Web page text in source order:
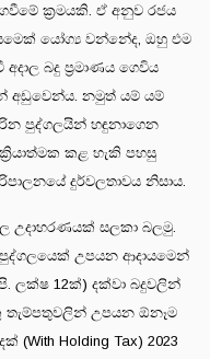
ක්‍රමයකි. ඒ අනුව රජය
යෝග්‍ය වන්නේද, ඔහු එම
බදු ප්‍රමාණය ගෙවිය
අඩුවෙන්ය. නමුත් යම් යම්
පුද්ගලයින් හඳුනාගෙන
කළ හැකි පහසු
දුර්වලතාවය නිසාය.
උදාහරණයක් සලකා බලමු.
පුද්ගලයෙක් උපයන ආදායමෙන්
ලක්ෂ 12ක්) දක්වා බදුවලින්
තැම්පතුවලින් උපයන ඕනෑම
(With Holding Tax) 2023